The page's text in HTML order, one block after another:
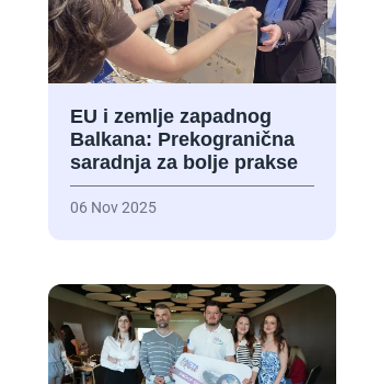
EU i zemlje zapadnog
Balkana: Prekogranična
saradnja za bolje prakse
06 Nov 2025